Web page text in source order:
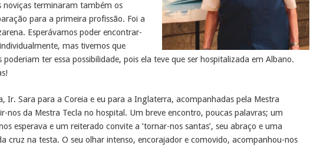
noviças terminaram também os
para a primeira profissão. Foi a
Esperávamos poder encontrar-
mas tivemos que
ter essa possibilidade, pois ela teve que ser hospitalizada em Albano.
Ir. Sara para a Coreia e eu para a Inglaterra, acompanhadas pela Mestra
nos da Mestra Tecla no hospital. Um breve encontro, poucas palavras; um
esperava e um reiterado convite a ‘tornar-nos santas’, seu abraço e uma
cruz na testa. O seu olhar intenso, encorajador e comovido, acompanhou-nos